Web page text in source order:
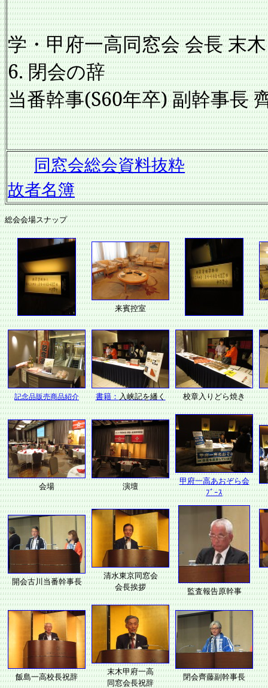
甲
学・甲府一高同窓会 会長 末
6. 閉会の
当番幹事(S60年卒) 副幹事長
同窓会総会資料抜粋
故者名簿
総会会場スナップ
来賓控室
記念品販売商品紹介 書籍： 入峡記を繙く 校章入りどら焼き
会場 演壇
甲府一高あおぞら会
ﾌﾞｰｽ
開会古川当番幹事長
清水東京同窓会
会長挨拶
監査報告原幹事
飯島一高校長祝辞
末木甲府一高
同窓会長祝辞
閉会齊藤副幹事長